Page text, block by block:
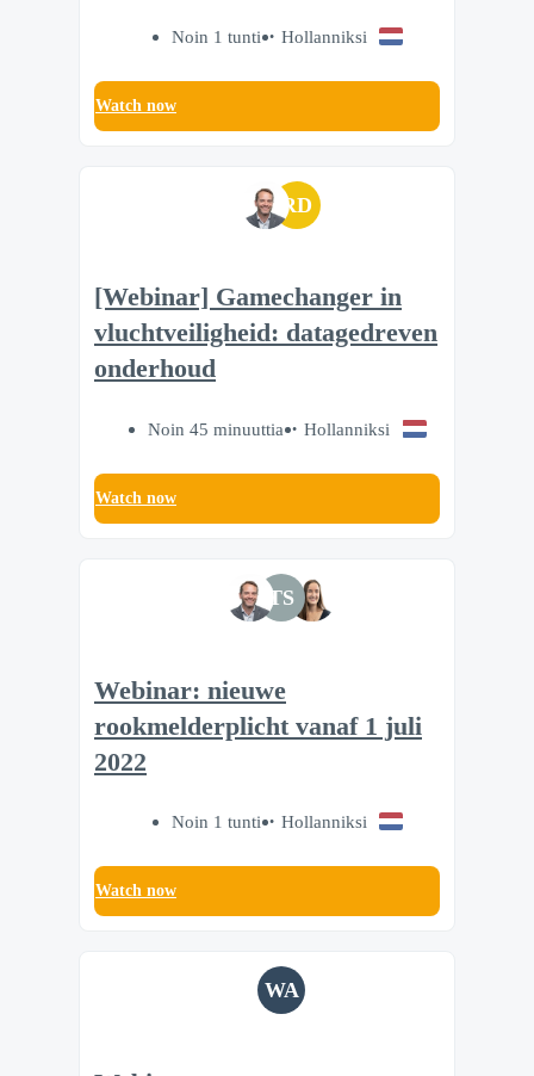
Noin 1 tunti Hollanniksi
Watch now
RD
[Webinar] Gamechanger in
vluchtveiligheid: datagedreven
onderhoud
Noin 45 minuuttia Hollanniksi
Watch now
TS
Webinar: nieuwe
rookmelderplicht vanaf 1 juli
2022
Noin 1 tunti Hollanniksi
Watch now
WA